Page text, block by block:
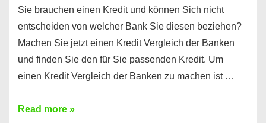
Sie brauchen einen Kredit und können Sich nicht
entscheiden von welcher Bank Sie diesen beziehen?
Machen Sie jetzt einen Kredit Vergleich der Banken
und finden Sie den für Sie passenden Kredit. Um
einen Kredit Vergleich der Banken zu machen ist …
Sie
Read more »